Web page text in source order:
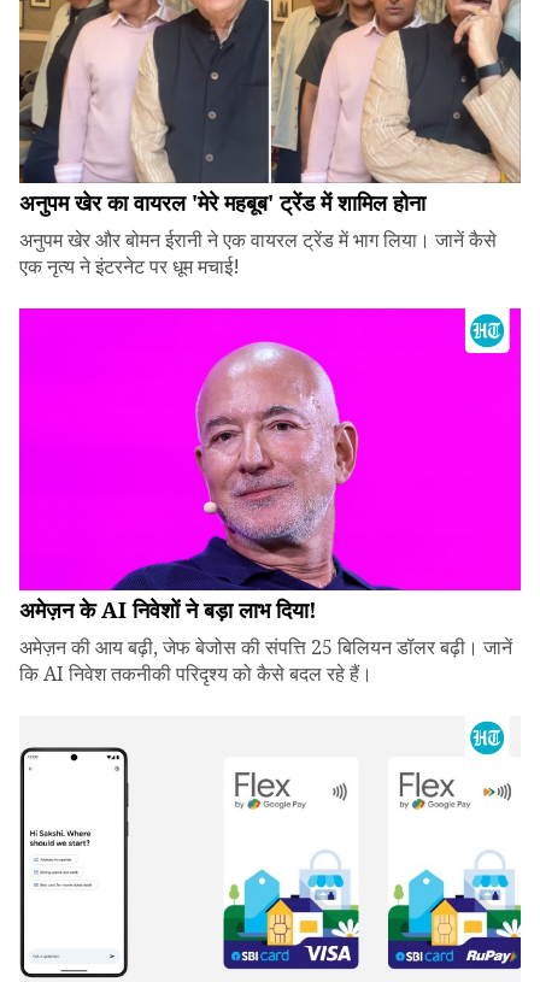
अनुपम खेर का वायरल 'मेरे महबूब' ट्रेंड में शामिल होना
अनुपम खेर और बोमन ईरानी ने एक वायरल ट्रेंड में भाग लिया। जानें कैसे
एक नृत्य ने इंटरनेट पर धूम मचाई!
अमेज़न के AI निवेशों ने बड़ा लाभ दिया!
अमेज़न की आय बढ़ी, जेफ बेजोस की संपत्ति 25 बिलियन डॉलर बढ़ी। जानें
कि AI निवेश तकनीकी परिदृश्य को कैसे बदल रहे हैं।